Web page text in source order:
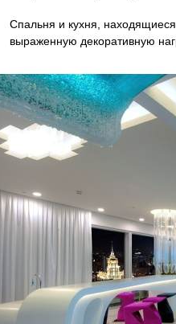
Спальня и кухня,
выраженную декоративную